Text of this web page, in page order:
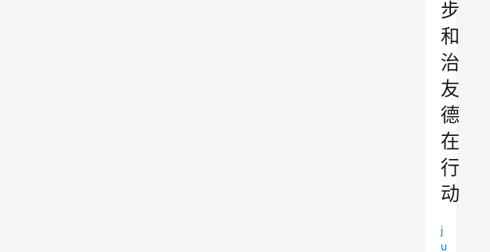
步
和
治
友
德
在
行
动
j
u